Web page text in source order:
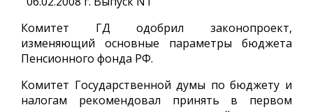
Комитет ГД одобрил законопроект,
изменяющий основные параметры бюджета
Пенсионного фонда РФ.
Комитет Государственной думы по бюджету и
налогам рекомендовал принять в первом